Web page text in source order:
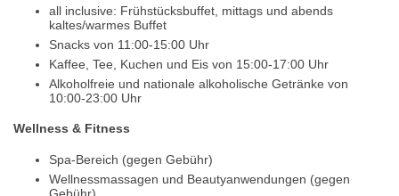
all inclusive: Frühstücksbuffet, mittags und abends
kaltes/warmes Buffet
Snacks von 11:00-15:00 Uhr
Kaffee, Tee, Kuchen und Eis von 15:00-17:00 Uhr
Alkoholfreie und nationale alkoholische Getränke von
10:00-23:00 Uhr
Wellness & Fitness
Spa-Bereich (gegen Gebühr)
Wellnessmassagen und Beautyanwendungen (gegen